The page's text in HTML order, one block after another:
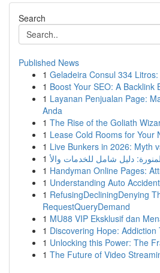
Search
Published News
1 Geladeira Consul 334
1 Boost Your SEO: A Backlink
1 Layanan Penjualan Page:
Anda
1 The Rise of the Goliath
1 Lease Cold Rooms for Your
1 Live Bunkers in 2026: Myth
1
1 Handyman Online Pages:
1 Understanding Auto
1 RefusingDecliningDenying
RequestQueryDemand
1 MU88 VIP Eksklusif dan
1 Discovering Hope: Addiction
1 Unlocking this Power: The
1 The Future of Video